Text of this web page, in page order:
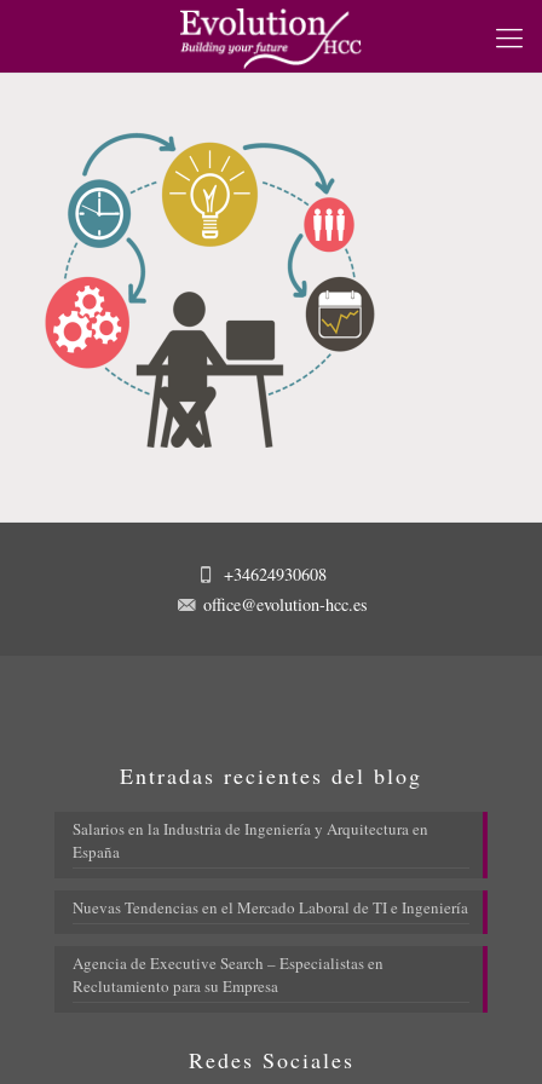
+34624930608
office@evolution-hcc.es
Entradas recientes del blog
Salarios en la Industria de Ingeniería y Arquitectura en
España
Nuevas Tendencias en el Mercado Laboral de TI e Ingeniería
Agencia de Executive Search – Especialistas en
Reclutamiento para su Empresa
Redes Sociales